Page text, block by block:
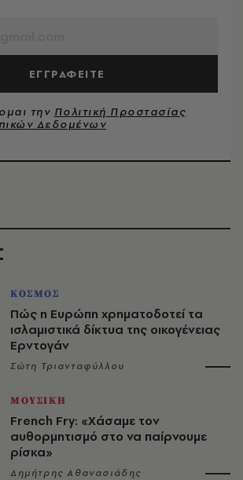
ΚΟΣΜΟΣ
Πώς η Ευρώπη χρηματοδοτεί τα
ισλαμιστικά δίκτυα της οικογένειας
Ερντογάν
Σώτη Τριανταφύλλου
ΜΟΥΣΙΚΗ
French Fry: «Χάσαμε τον
αυθορμητισμό στο να παίρνουμε
ρίσκα»
Δημήτρης Αθανασιάδης
ΕΓΓΡΑΦΕΙΤΕ
την Πολιτική Προστασίας
Δεδομένων